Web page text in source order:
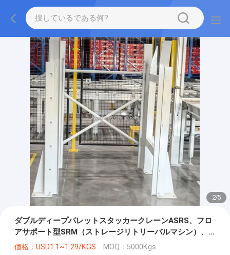
2/5
ダブルディープパレットスタッカークレーンASRS、フロ
アサポート型SRM（ストレージリトリーバルマシン）、
自動倉庫システム、常温倉庫および冷蔵倉庫
価格：USD1.1~1.29/KGS MOQ：5000Kgs